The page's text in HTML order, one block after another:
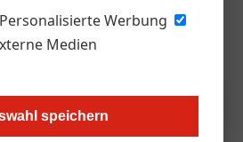
Personalisierte Werbung
Medien
speichern
Getränke. Vor allem Junge